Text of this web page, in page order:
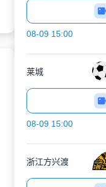
08-09 15:00
莱城
08-09 15:00
浙江方兴渡